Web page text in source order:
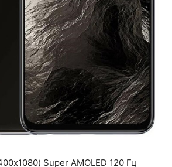
Super AMOLED 120 Гц